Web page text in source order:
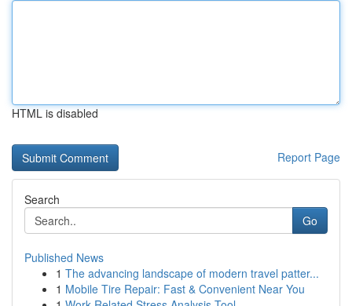
HTML is disabled
Report Page
Search
Go
Published News
1 The advancing landscape of modern travel patter...
1 Mobile Tire Repair: Fast & Convenient Near You